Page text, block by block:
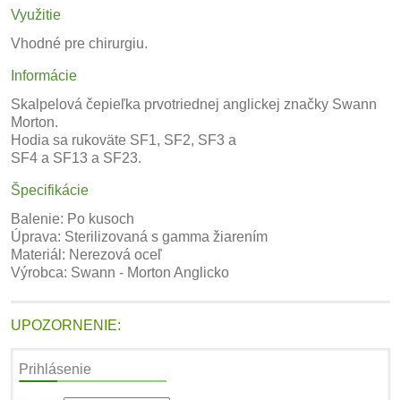
Využitie
Vhodné pre chirurgiu.
Informácie
Skalpelová čepieľka prvotriednej anglickej značky Swann
Morton.
Hodia sa rukoväte SF1, SF2, SF3 a
SF4 a SF13 a SF23.
Špecifikácie
Balenie: Po kusoch
Úprava: Sterilizovaná s gamma žiarením
Materiál: Nerezová oceľ
Výrobca: Swann - Morton Anglicko
UPOZORNENIE:
Prihlásenie